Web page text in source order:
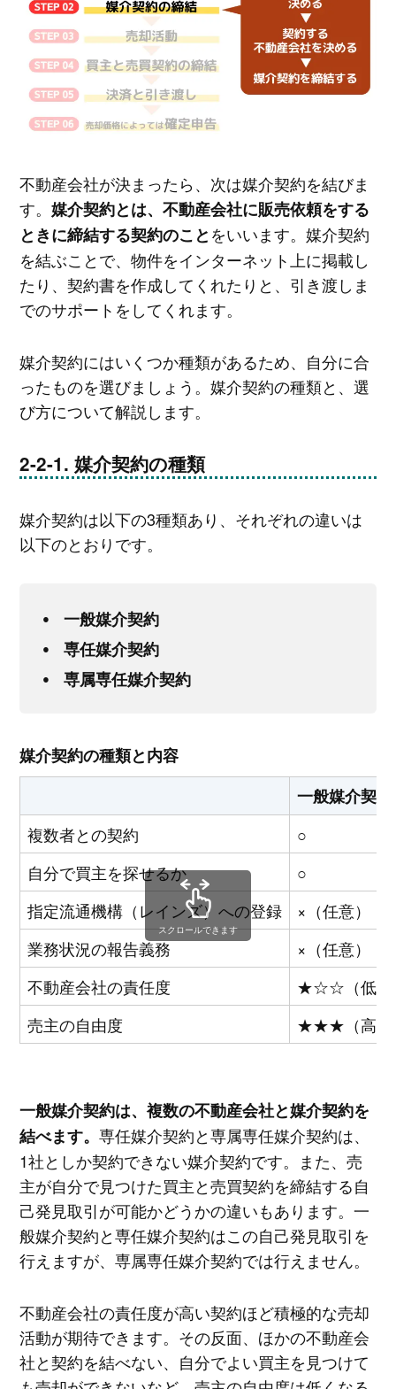
不動産会社が決まったら、次は媒介契約を結びま
す。 媒介契約とは、不動産会社に販売依頼をする
ときに締結する契約のことをいいます。媒介契約
を結ぶことで、物件をインターネット上に掲載し
たり、契約書を作成してくれたりと、引き渡しま
でのサポートをしてくれます。
媒介契約にはいくつか種類があるため、自分に合
ったものを選びましょう。媒介契約の種類と、選
び方について解説します。
媒介契約の種類
媒介契約は以下の3種類あり、それぞれの違いは
以下のとおりです。
一般媒介契約
専任媒介契約
専属専任媒介契約
媒介契約の種類と内容
一般媒介契約
複数者との契約
○
自分で買主を探せるか
○
指定流通機構（レインズ）への登録
×（任意）
業務状況の報告義務
×（任意）
不動産会社の責任度
★☆☆（低）
売主の自由度
★★★（高）
スクロールできます
一般媒介契約は、複数の不動産会社と媒介契約を
結べます。 専任媒介契約と専属専任媒介契約は、
1社としか契約できない媒介契約です。また、売
主が自分で見つけた買主と売買契約を締結する自
己発見取引が可能かどうかの違いもあります。一
般媒介契約と専任媒介契約はこの自己発見取引を
行えますが、専属専任媒介契約では行えません。
不動産会社の責任度が高い契約ほど積極的な売却
活動が期待できます。その反面、ほかの不動産会
社と契約を結べない、自分でよい買主を見つけて